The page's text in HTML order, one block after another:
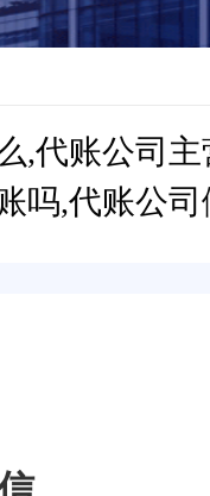
,代账公司
吗,代账公